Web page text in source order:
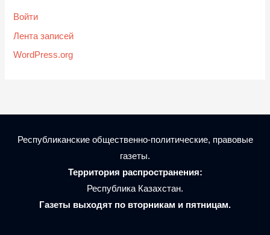
Войти
Лента записей
WordPress.org
Республиканские общественно-политические, правовые
газеты.
Территория распространения:
Республика Казахстан.
Газеты выходят по вторникам и пятницам.